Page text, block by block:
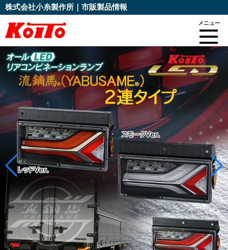
株式会社小糸製作所｜市販製品情報
メニュー